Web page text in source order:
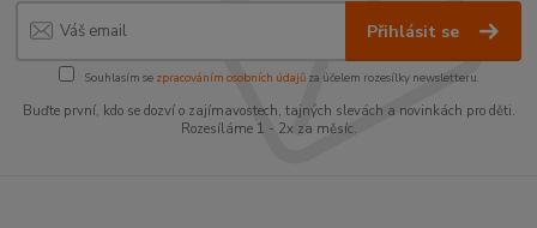
Přihlásit se
Souhlasím se zpracováním osobních údajůza účelem rozesílky newsletteru.
Buďte první, kdo se dozví o zajímavostech, tajných slevách a novinkách pro děti.
Rozesíláme 1 - 2x za měsíc.